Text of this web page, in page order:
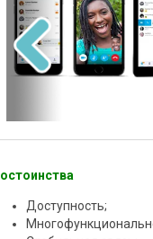
Доступность;